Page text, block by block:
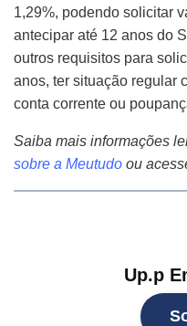
1,29%, podendo solicitar
antecipar até 12 anos do
outros requisitos para
anos, ter situação regular
conta corrente ou
Saiba mais informações
sobre a Meutudo ou
Up.p